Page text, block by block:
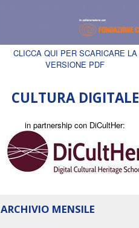
CLICCA QUI PER SCARICARE LA
VERSIONE PDF
CULTURA DIGITALE
in partnership con DiCultHer:
ARCHIVIO MENSILE